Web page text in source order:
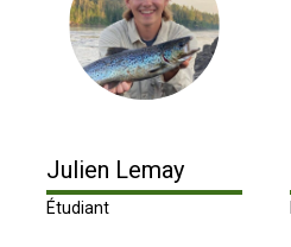
Julien Lemay
Étudiant